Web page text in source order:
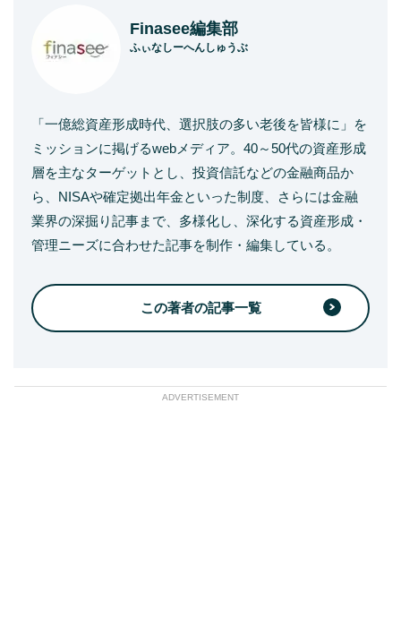
Finasee編集部
ふぃなしーへんしゅうぶ
「一億総資産形成時代、選択肢の多い老後を皆様に」を
ミッションに掲げるwebメディア。40～50代の資産形成
層を主なターゲットとし、投資信託などの金融商品か
ら、NISAや確定拠出年金といった制度、さらには金融
業界の深掘り記事まで、多様化し、深化する資産形成・
管理ニーズに合わせた記事を制作・編集している。
この著者の記事一覧
ADVERTISEMENT